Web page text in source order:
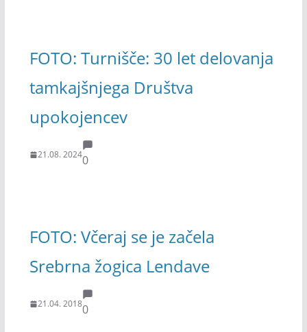
FOTO: Turnišče: 30 let delovanja
tamkajšnjega Društva
upokojencev
21.08. 20240
FOTO: Včeraj se je začela
Srebrna žogica Lendave
21.04. 20180